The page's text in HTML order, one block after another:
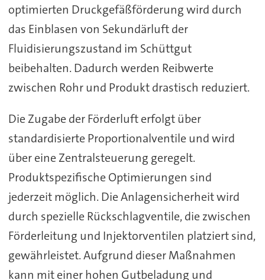
optimierten Druckgefäßförderung wird durch
das Einblasen von Sekundärluft der
Fluidisierungszustand im Schüttgut
beibehalten. Dadurch werden Reibwerte
zwischen Rohr und Produkt drastisch reduziert.
Die Zugabe der Förderluft erfolgt über
standardisierte Proportionalventile und wird
über eine Zentralsteuerung geregelt.
Produktspezifische Optimierungen sind
jederzeit möglich. Die Anlagensicherheit wird
durch spezielle Rückschlagventile, die zwischen
Förderleitung und Injektorventilen platziert sind,
gewährleistet. Aufgrund dieser Maßnahmen
kann mit einer hohen Gutbeladung und